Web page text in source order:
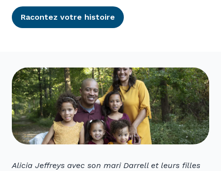
Racontez votre histoire
Alicia Jeffreys avec son mari Darrell et leurs filles